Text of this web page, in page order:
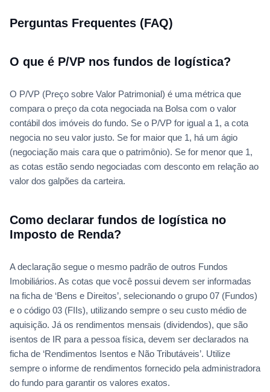
Perguntas Frequentes (FAQ)
O que é P/VP nos fundos de logística?
O P/VP (Preço sobre Valor Patrimonial) é uma métrica que
compara o preço da cota negociada na Bolsa com o valor
contábil dos imóveis do fundo. Se o P/VP for igual a 1, a cota
negocia no seu valor justo. Se for maior que 1, há um ágio
(negociação mais cara que o patrimônio). Se for menor que 1,
as cotas estão sendo negociadas com desconto em relação ao
valor dos galpões da carteira.
Como declarar fundos de logística no
Imposto de Renda?
A declaração segue o mesmo padrão de outros Fundos
Imobiliários. As cotas que você possui devem ser informadas
na ficha de ‘Bens e Direitos’, selecionando o grupo 07 (Fundos)
e o código 03 (FIIs), utilizando sempre o seu custo médio de
aquisição. Já os rendimentos mensais (dividendos), que são
isentos de IR para a pessoa física, devem ser declarados na
ficha de ‘Rendimentos Isentos e Não Tributáveis’. Utilize
sempre o informe de rendimentos fornecido pela administradora
do fundo para garantir os valores exatos.